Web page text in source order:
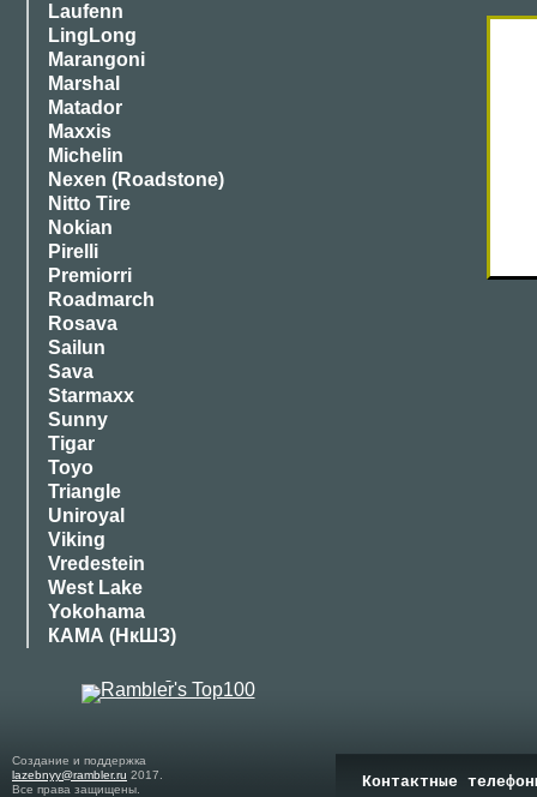
Laufenn
LingLong
Marangoni
Marshal
Matador
Maxxis
Michelin
Nexen (Roadstone)
Nitto Tire
Nokian
Pirelli
Premiorri
Roadmarch
Rosava
Sailun
Sava
Starmaxx
Sunny
Tigar
Toyo
Triangle
Uniroyal
Viking
Vredestein
West Lake
Yokohama
КАМА (НкШЗ)
Создание и поддержка
lazebnyy@rambler.ru 2017.
Все права защищены.
Контактные